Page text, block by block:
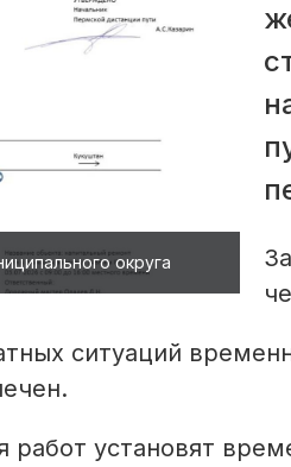
округа
ситуаций
работ установят